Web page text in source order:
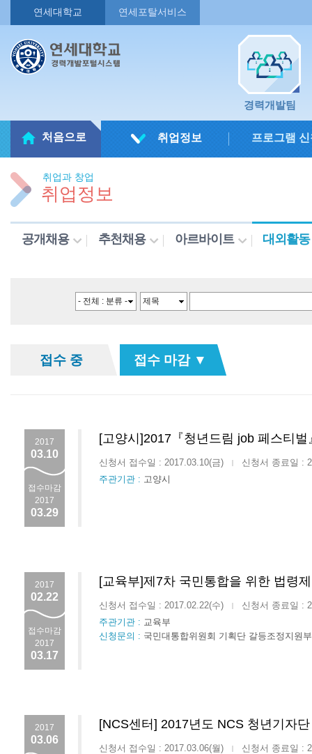
연세대학교 연세포탈서비스
경력개발팀
처음으로 취업정보 프로그램
취업과 창업
취업정보
공개채용 추천채용 아르바이트 대외활동
접수 중 접수 마감 ▼
2017
03.10
접수마감
2017
03.29
[고양시]2017『청년드림 job 페스티벌
신청서 접수일 : 2017.03.10(금) |
신청서 종료일 :
주관기관 : 고양시
2017
02.22
접수마감
2017
03.17
[교육부]제7차 국민통합을 위한 법령
신청서 접수일 : 2017.02.22(수) |
신청서 종료일 :
주관기관 : 교육부
신청문의 : 국민대통합위원회 기획단 갈등조정지원
2017
03.06
[NCS센터] 2017년도 NCS 청년기자
신청서 접수일 : 2017.03.06(월) |
신청서 종료일 :